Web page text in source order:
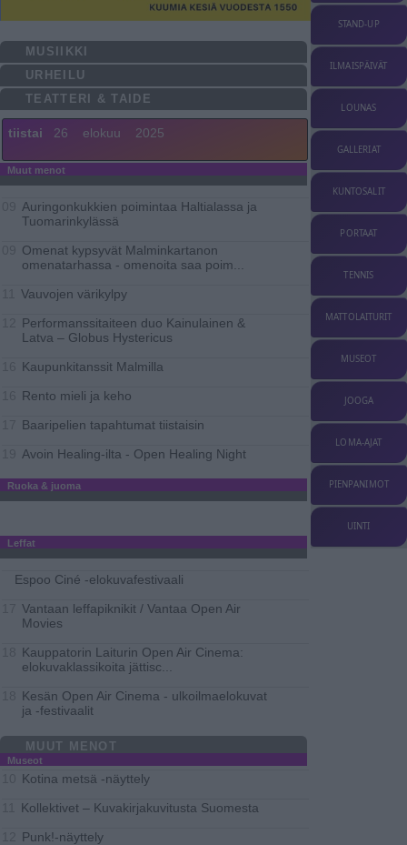
MUSIIKKI
URHEILU
TEATTERI & TAIDE
tiistai 26 elokuu 2025
Muut menot
Auringonkukkien poimintaa Haltialassa ja
Tuomarinkylässä
Omenat kypsyvät Malminkartanon
omenatarhassa - omenoita saa poim
Vauvojen värikylpy
Performanssitaiteen duo Kainulainen &
Latva – Globus Hystericus
Kaupunkitanssit Malmilla
Rento mieli ja keho
Baaripelien tapahtumat tiistaisin
Avoin Healing-ilta - Open Healing Night
Ruoka & juoma
Leffat
Espoo Ciné -elokuvafestivaali
Vantaan leffapiknikit / Vantaa Open Air
Movies
Kauppatorin Laiturin Open Air Cinema:
elokuvaklassikoita jättisc
Kesän Open Air Cinema - ulkoilmaelokuvat
ja -festivaalit
MUUT MENOT
Museot
Kotina metsä -näyttely
Kollektivet – Kuvakirjakuvitusta Suomesta
Punk!-näyttely
STAND-UP
ILMAISPÄIVÄT
LOUNAS
GALLERIAT
KUNTOSALIT
PORTAAT
TENNIS
MATTOLAITURIT
MUSEOT
JOOGA
LOMA-AJAT
PIENPANIMOT
UINTI